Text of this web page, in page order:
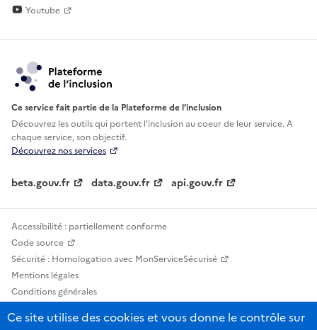
Youtube
Ce service fait partie de la Plateforme de l’inclusion
Découvrez les outils qui portent l'inclusion aucoeur de leur service. A
chaque service, son objectif.
Découvrez nos services
beta.gouv.fr data.gouv.fr api.gouv.fr
Accessibilité : partiellement conforme
Code source
Sécurité : Homologation avec MonServiceSécurisé
Mentions légales
Conditions générales
Statistiques, lexiques et indicateurs
Ce site utilise des cookies et vous donne le contrôle sur